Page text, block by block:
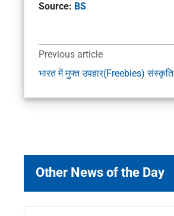
Source: BS
Previous article
भारत में मुफ्त उपहार(Freebies) संस्कृति
Other News of the Day